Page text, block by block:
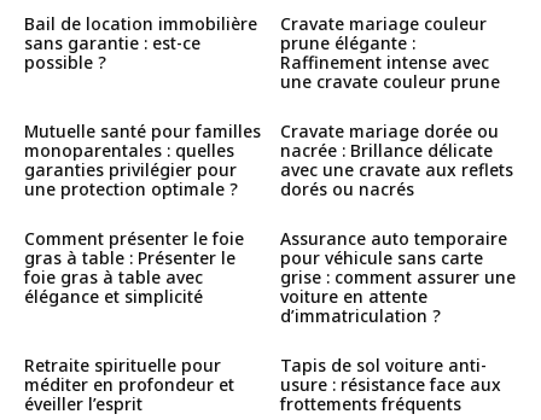
Bail de location immobilière
sans garantie : est-ce
possible ?
Cravate mariage couleur
prune élégante :
Raffinement intense avec
une cravate couleur prune
Mutuelle santé pour familles
monoparentales : quelles
garanties privilégier pour
une protection optimale ?
Cravate mariage dorée ou
nacrée : Brillance délicate
avec une cravate aux reflets
dorés ou nacrés
Comment présenter le foie
gras à table : Présenter le
foie gras à table avec
élégance et simplicité
Assurance auto temporaire
pour véhicule sans carte
grise : comment assurer une
voiture en attente
d’immatriculation ?
Retraite spirituelle pour
méditer en profondeur et
éveiller l’esprit
Tapis de sol voiture anti-
usure : résistance face aux
frottements fréquents